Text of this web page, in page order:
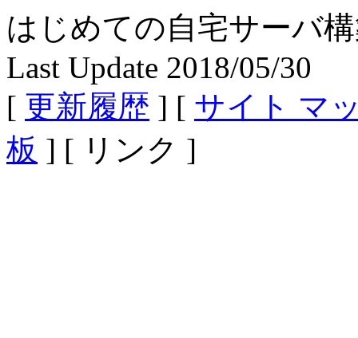
はじめての自宅サーバ構
Last Update 2018/05/30
[ 更新履歴 ] [ サイト マ
板 ] [ リンク ]